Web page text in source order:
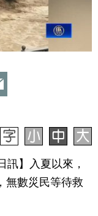
訊】入夏以來，
無數災民等待救